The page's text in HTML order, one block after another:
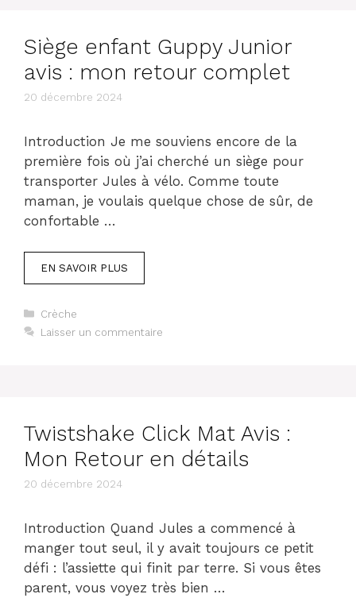
Siège enfant Guppy Junior
avis : mon retour complet
20 décembre 2024
Introduction Je me souviens encore de la
première fois où j’ai cherché un siège pour
transporter Jules à vélo. Comme toute
maman, je voulais quelque chose de sûr, de
confortable …
EN SAVOIR PLUS
Catégories
Crèche
Laisser un commentaire
Twistshake Click Mat Avis :
Mon Retour en détails
20 décembre 2024
Introduction Quand Jules a commencé à
manger tout seul, il y avait toujours ce petit
défi : l’assiette qui finit par terre. Si vous êtes
parent, vous voyez très bien …